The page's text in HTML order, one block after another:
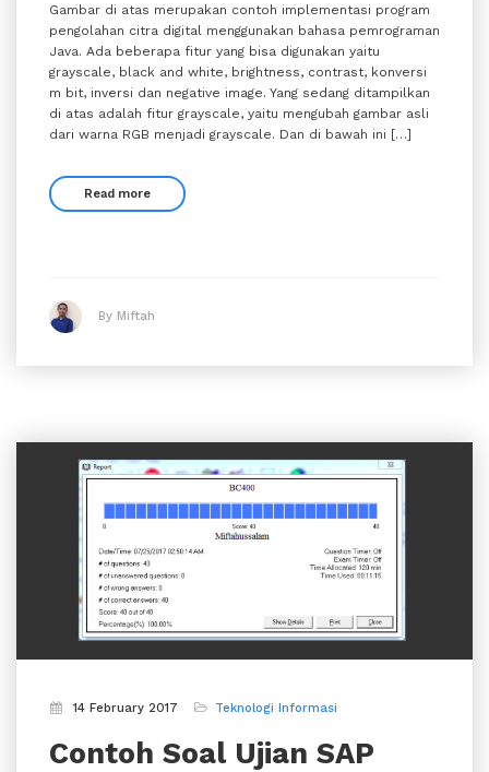
Gambar di atas merupakan contoh implementasi program
pengolahan citra digital menggunakan bahasa pemrograman
Java. Ada beberapa fitur yang bisa digunakan yaitu
grayscale, black and white, brightness, contrast, konversi
m bit, inversi dan negative image. Yang sedang ditampilkan
di atas adalah fitur grayscale, yaitu mengubah gambar asli
dari warna RGB menjadi grayscale. Dan di bawah ini […]
Read more
By Miftah
14 February 2017 Teknologi Informasi
Contoh Soal Ujian SAP